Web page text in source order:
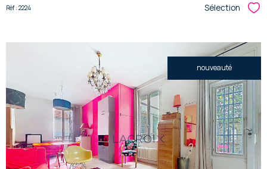
Réf : 2224 Sélection
nouveauté
voir le
bien